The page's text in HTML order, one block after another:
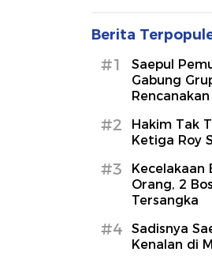
Berita
#1
Saepul
Gabung
#2
Hakim Tak
Ketiga Roy
#3
Kecelakaan
Orang, 2
Tersangka
#4
Sadisnya
Kenalan di